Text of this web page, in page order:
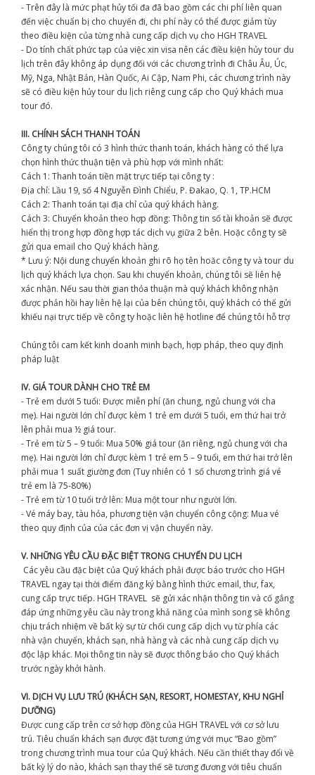
- Trên đây là mức phạt hủy tối đa đã bao gồm các chi phí liên quan
đến việc chuẩn bị cho chuyến đi, chi phí này có thể được giảm tùy
theo điều kiện của từng nhà cung cấp dịch vụ cho HGH TRAVEL
- Do tính chất phức tạp của việc xin visa nên các điều kiện hủy tour du
lịch trên đây không áp dụng đối với các chương trình đi Châu Âu, Úc,
Mỹ, Nga, Nhật Bản, Hàn Quốc, Ai Cập, Nam Phi, các chương trình này
sẽ có điều kiện hủy tour du lịch riêng cung cấp cho Quý khách mua
tour đó.
III. CHÍNH SÁCH THANH TOÁN
Công ty chúng tôi có 3 hình thức thanh toán, khách hàng có thể lựa
chọn hình thức thuận tiện và phù hợp với mình nhất:
Cách 1: Thanh toán tiền mặt trực tiếp tại công ty :
Địa chỉ: Lầu 19, số 4 Nguyễn Đình Chiểu, P. Đakao, Q. 1, TP.HCM
Cách 2: Thanh toán tại địa chỉ của quý khách hàng.
Cách 3: Chuyển khoản theo hợp đồng: Thông tin số tài khoản sẽ được
hiển thị trong hợp đồng hợp tác dịch vụ giữa 2 bên. Hoặc công ty sẽ
gửi qua email cho Quý khách hàng.
* Lưu ý: Nội dung chuyển khoản ghi rõ họ tên hoăc công ty và tour du
lịch quý khách lựa chọn. Sau khi chuyển khoản, chúng tôi sẽ liên hệ
xác nhận. Nếu sau thời gian thỏa thuận mà quý khách không nhận
được phản hồi hay liên hệ lại của bên chúng tôi, quý khách có thể gửi
khiếu nại trực tiếp về công ty hoặc liên hệ hotline để chúng tôi hỗ trợ
Chúng tôi cam kết kinh doanh minh bạch, hợp pháp, theo quy định
pháp luật
IV. GIÁ TOUR DÀNH CHO TRẺ EM
- Trẻ em dưới 5 tuổi: Được miễn phí (ăn chung, ngủ chung với cha
mẹ). Hai người lớn chỉ được kèm 1 trẻ em dưới 5 tuổi, em thứ hai trở
lên phải mua ½ giá tour.
- Trẻ em từ 5 – 9 tuổi: Mua 50% giá tour (ăn riêng, ngủ chung với cha
mẹ). Hai người lớn chỉ được kèm 1 trẻ em 5 – 9 tuổi, em thứ hai trở lên
phải mua 1 suất giường đơn (Tuy nhiên có 1 số chương trình giá vé
trẻ em là 75-80%)
- Trẻ em từ 10 tuổi trở lên: Mua một tour như người lớn.
- Vé máy bay, tàu hỏa, phương tiện vận chuyển công cộng: Mua vé
theo quy định của của các đơn vị vận chuyển này.
V. NHỮNG YÊU CẦU ĐẶC BIỆT TRONG CHUYẾN DU LỊCH
Các yêu cầu đặc biệt của Quý khách phải được báo trước cho HGH
TRAVEL ngay tại thời điểm đăng ký bằng hình thức email, thư, fax,
cung cấp trực tiếp. HGH TRAVEL sẽ gửi xác nhận thông tin và cố gắng
đáp ứng những yêu cầu này trong khả năng của mình song sẽ không
chịu trách nhiệm về bất kỳ sự từ chối cung cấp dịch vụ từ phía các
nhà vận chuyển, khách sạn, nhà hàng và các nhà cung cấp dịch vụ
độc lập khác. Mọi thông tin này sẽ được thông báo cho Quý khách
trước ngày khởi hành.
VI. DỊCH VỤ LƯU TRÚ (KHÁCH SẠN, RESORT, HOMESTAY, KHU NGHỈ
DƯỠNG)
Được cung cấp trên cơ sở hợp đồng của HGH TRAVEL với cơ sở lưu
trú. Tiêu chuẩn khách sạn được đặt tương ứng với mục “Bao gồm”
trong chương trình mua tour của Quý khách. Nếu cần thiết thay đổi về
bất kỳ lý do nào, khách sạn thay thế sẽ tương đương với tiêu chuẩn